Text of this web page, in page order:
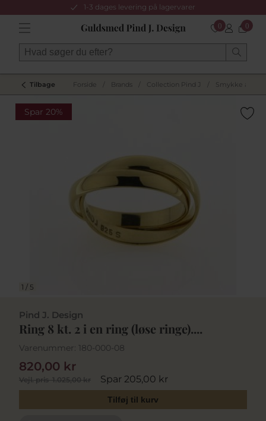
1-3 dages levering på lagervarer
0 0
Tilbage Forside Brands Collection Pind J Smykke af
Spar 20%
1 / 5
Pind J. Design
Ring 8 kt. 2 i en ring (løse ringe)....
Varenummer: 180-000-08
Vejl. pris1.025,00 kr Spar 205,00 kr
820,00 kr
Tilføj til kurv